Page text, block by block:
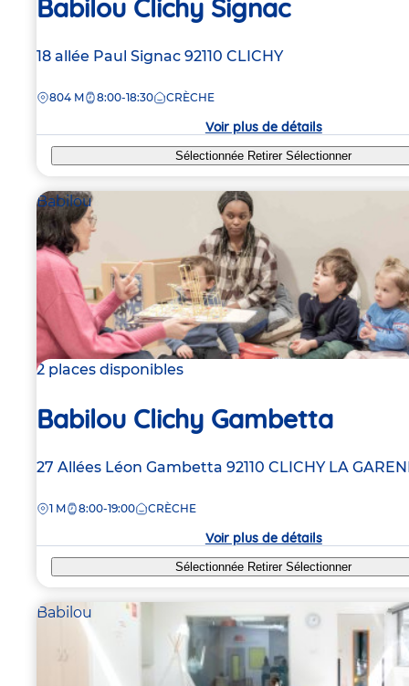
Babilou Clichy Signac
Adresse
la
18 allée Paul Signac 92110 CLICHY
DISTANCE
804 M 8:00-18:30 CRÈCHE
Voir plus de détails
Sélectionnée RetirerSélectionner
Babilou
2 places disponibles
Babilou Clichy Gambetta
Adresse
la
27 Allées Léon Gambetta 92110 CLICHY LA
DISTANCE
1 M 8:00-19:00 CRÈCHE
Voir plus de détails
Sélectionnée RetirerSélectionner
Babilou